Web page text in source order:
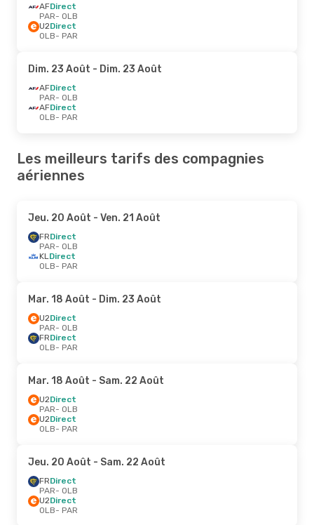
AFDirect
PAR- OLB
U2Direct
OLB- PAR
Dim. 23 Août - Dim. 23 Août
AFDirect
PAR- OLB
AFDirect
OLB- PAR
Les meilleurs tarifs des compagnies
aériennes
Jeu. 20 Août - Ven. 21 Août
FRDirect
PAR- OLB
KLDirect
OLB- PAR
Mar. 18 Août - Dim. 23 Août
U2Direct
PAR- OLB
FRDirect
OLB- PAR
Mar. 18 Août - Sam. 22 Août
U2Direct
PAR- OLB
U2Direct
OLB- PAR
Jeu. 20 Août - Sam. 22 Août
FRDirect
PAR- OLB
U2Direct
OLB- PAR